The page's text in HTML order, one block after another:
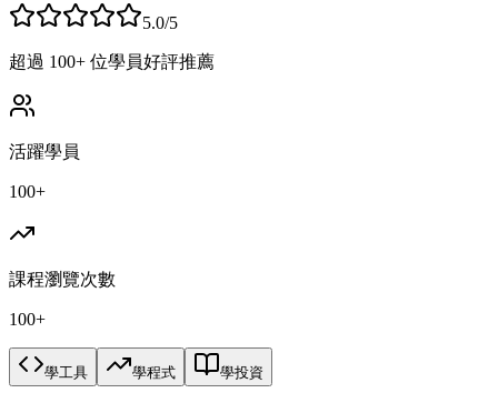
5.0/5
超過 100+ 位學員好評推薦
活躍學員
100+
課程瀏覽次數
100+
學工具 學程式 學投資